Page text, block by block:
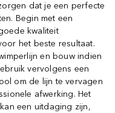
dat je een perfecte
Begin met een
kwaliteit
het beste resultaat.
en bouw indien
vervolgens een
om de lijn te vervagen
afwerking. Het
een uitdaging zijn,